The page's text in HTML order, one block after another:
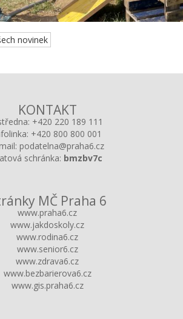
novinek
KONTAKT
+420 220 189 111
+420 800 800 001
podatelna@praha6.cz
schránka: bmzbv7c
MČ Praha 6
www.praha6.cz
www.jakdoskoly.cz
www.rodina6.cz
www.senior6.cz
www.zdrava6.cz
www.bezbarierova6.cz
www.gis.praha6.cz